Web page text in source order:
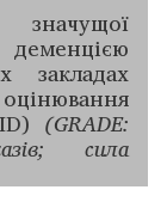
значущої
деменцією
закла­дах
(GRADE:
сила